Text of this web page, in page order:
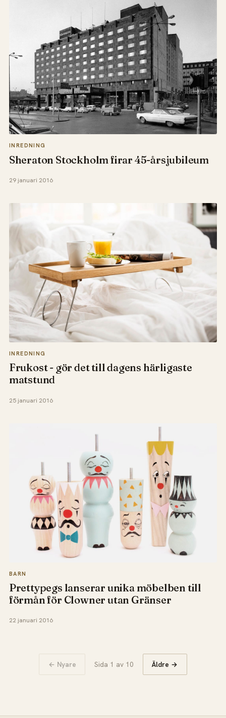
INREDNING
Sheraton Stockholm firar 45-årsjubileum
29 januari 2016
INREDNING
Frukost - gör det till dagens härligaste
matstund
25 januari 2016
BARN
Prettypegs lanserar unika möbelben till
förmån för Clowner utan Gränser
22 januari 2016
← Nyare Sida 1 av 10 Äldre →